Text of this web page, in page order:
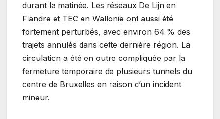
durant la matinée. Les réseaux De Lijn en
Flandre et TEC en Wallonie ont aussi été
fortement perturbés, avec environ 64 % des
trajets annulés dans cette dernière région. La
circulation a été en outre compliquée par la
fermeture temporaire de plusieurs tunnels du
centre de Bruxelles en raison d’un incident
mineur.